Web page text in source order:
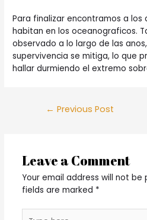
Para finalizar encontramos a
habitan en los oceanograficos.
observado a lo largo de las
supervivencia se mitiga, lo que
hallar durmiendo el extremo
← Previous Post
Leave a Comment
Your email address will not be
fields are marked *